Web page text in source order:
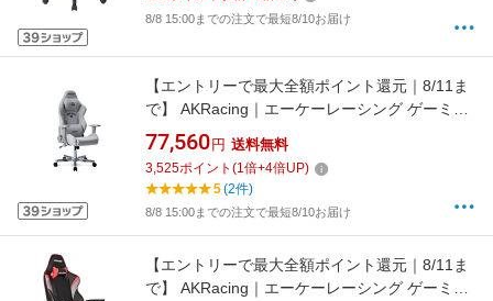
8/8 15:00までの注文で最短8/10お届け
【エントリーで最大全額ポイント還元｜8/11ま
で】 AKRacing｜エーケーレーシング ゲーミン
グチェア [W700xD525xH1250〜1320mm]
AKRacing by BEAMS DESIGN モデル
BEAMS/DESIGN/MODEL
77,560 円 送料無料
3,525ポイント (1倍+4倍UP)
5(2件)
8/8 15:00までの注文で最短8/10お届け
【エントリーで最大全額ポイント還元｜8/11ま
で】 AKRacing｜エーケーレーシング ゲーミン